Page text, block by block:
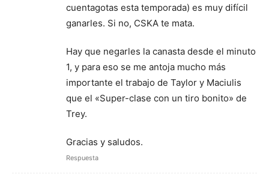
cuentagotas esta temporada) es muy difícil
ganarles. Si no, CSKA te mata.
Hay que negarles la canasta desde el minuto
1, y para eso se me antoja mucho más
importante el trabajo de Taylor y Maciulis
que el «Super-clase con un tiro bonito» de
Trey.
Gracias y saludos.
Respuesta